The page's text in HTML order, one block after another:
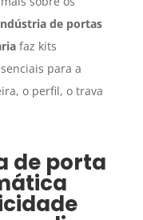
de portas
faz kits
para a
o perfil, o trava
de porta